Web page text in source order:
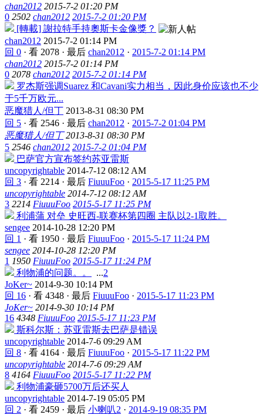
chan2012 2015-7-2 01:20 PM
0 2502 chan2012 2015-7-2 01:20 PM
[轉載] 謝拉特手持奧斯卡金像獎？
chan2012 2015-7-2 01:14 PM
回 0 · 看 2078 · 最后 chan2012 · 2015-7-2 01:14 PM
chan2012 2015-7-2 01:14 PM
0 2078 chan2012 2015-7-2 01:14 PM
罗杰斯强调Suarez 和Cavani实力相当，因此身价应该也不少
于5千万欧元...
恶魔猎人/但丁 2013-8-31 08:30 PM
回 5 · 看 2546 · 最后 chan2012 · 2015-7-2 01:04 PM
恶魔猎人/但丁 2013-8-31 08:30 PM
5 2546 chan2012 2015-7-2 01:04 PM
巴萨官方宣布签约苏亚雷斯
uncopyrightable 2014-7-12 08:12 AM
回 3 · 看 2214 · 最后 FiuuuFoo · 2015-5-17 11:25 PM
uncopyrightable 2014-7-12 08:12 AM
3 2214 FiuuuFoo 2015-5-17 11:25 PM
利浦蒲 对垒 史旺西-联赛杯第四圈 主队以2-1取胜。
sengee 2014-10-28 12:20 PM
回 1 · 看 1950 · 最后 FiuuuFoo · 2015-5-17 11:24 PM
sengee 2014-10-28 12:20 PM
1 1950 FiuuuFoo 2015-5-17 11:24 PM
利物浦的问题。。
...2
JoKer~ 2014-9-30 10:14 PM
回 16 · 看 4348 · 最后 FiuuuFoo · 2015-5-17 11:23 PM
JoKer~ 2014-9-30 10:14 PM
16 4348 FiuuuFoo 2015-5-17 11:23 PM
斯科尔斯：苏亚雷斯去巴萨是错误
uncopyrightable 2014-7-6 09:29 AM
回 8 · 看 4164 · 最后 FiuuuFoo · 2015-5-17 11:22 PM
uncopyrightable 2014-7-6 09:29 AM
8 4164 FiuuuFoo 2015-5-17 11:22 PM
利物浦豪砸5700万后还买人
uncopyrightable 2014-7-19 05:05 PM
回 2 · 看 2459 · 最后 小喇叭2 · 2014-9-19 08:35 PM